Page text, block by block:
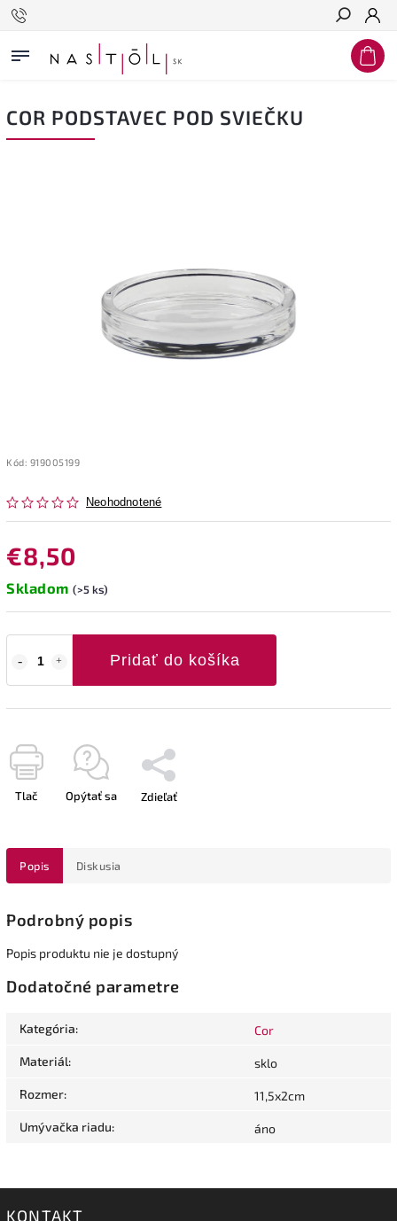
Hľadať
COR PODSTAVEC POD SVIEČKU
Kód: 919005199
Neohodnotené
€8,50
Skladom (>5 ks)
Pridať do košíka
Tlač Opýtať sa Zdieľať
Popis Diskusia
Podrobný popis
Popis produktu nie je dostupný
Dodatočné parametre
Kategória: Cor
Materiál: sklo
Rozmer: 11,5x2cm
Umývačka riadu: áno
KONTAKT